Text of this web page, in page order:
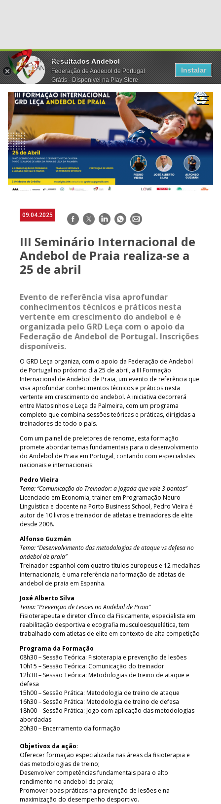
Resultados Andebol
Federação de Andebol de Portugal
Grátis - Disponivel na Play Store
Instalar
09.04.2025 Facebook
TwitterLinkedInWhatsApp
E-
III Seminário Internacional de
Andebol de Praia realiza-se a
25 de abril
Evento de referência visa aprofundar
conhecimentos técnicos e práticos nesta
vertente em crescimento do andebol e é
organizada pelo GRD Leça com o apoio da
Federação de Andebol de Portugal. Inscrições
disponíveis.
O GRD Leça organiza, com o apoio da Federação de Andebol
de Portugal no próximo dia 25 de abril, a III Formação
Internacional de Andebol de Praia, um evento de referência que
visa aprofundar conhecimentos técnicos e práticos nesta
vertente em crescimento do andebol. A iniciativa decorrerá
entre Matosinhos e Leça da Palmeira, com um programa
completo que combina sessões teóricas e práticas, dirigidas a
treinadores de todo o país.
Com um painel de preletores de renome, esta formação
promete abordar temas fundamentais para o desenvolvimento
do Andebol de Praia em Portugal, contando com especialistas
nacionais e internacionais:
Pedro Vieira
Tema: “Comunicação do Treinador: a jogada que vale 3 pontos”
Licenciado em Economia, trainer em Programação Neuro
Linguística e docente na Porto Business School, Pedro Vieira é
autor de 10 livros e treinador de atletas e treinadores de elite
desde 2008.
Alfonso Guzmán
Tema: “Desenvolvimento das metodologias de ataque vs defesa no
andebol de praia”
Treinador espanhol com quatro títulos europeus e 12 medalhas
internacionais, é uma referência na formação de atletas de
andebol de praia em Espanha.
José Alberto Silva
Tema: “Prevenção de Lesões no Andebol de Praia”
Fisioterapeuta e diretor clínico da Fisicamente, especialista em
reabilitação desportiva e ecografia musculoesquelética, tem
trabalhado com atletas de elite em contexto de alta competição
Programa da Formação
08h30 – Sessão Teórica: Fisioterapia e prevenção de lesões
10h15 – Sessão Teórica: Comunicação do treinador
12h30 – Sessão Teórica: Metodologias de treino de ataque e
defesa
15h00 – Sessão Prática: Metodologia de treino de ataque
16h30 – Sessão Prática: Metodologia de treino de defesa
18h00 – Sessão Prática: Jogo com aplicação das metodologias
abordadas
20h30 – Encerramento da formação
Objetivos da ação:
Oferecer formação especializada nas áreas da fisioterapia e
das metodologias de treino;
Desenvolver competências fundamentais para o alto
rendimento no andebol de praia;
Promover boas práticas na prevenção de lesões e na
maximização do desempenho desportivo.